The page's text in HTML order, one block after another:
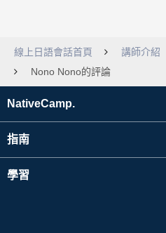
線上日語會話首頁 講師介紹
Nono Nono的評論
NativeCamp.
指南
學習